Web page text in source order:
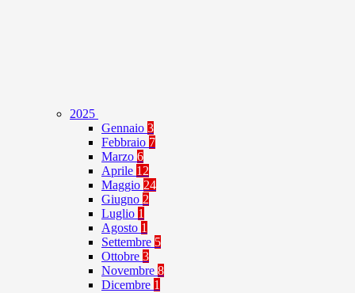
2025
Gennaio 3
Febbraio 7
Marzo 6
Aprile 12
Maggio 24
Giugno 2
Luglio 1
Agosto 1
Settembre 5
Ottobre 3
Novembre 8
Dicembre 1